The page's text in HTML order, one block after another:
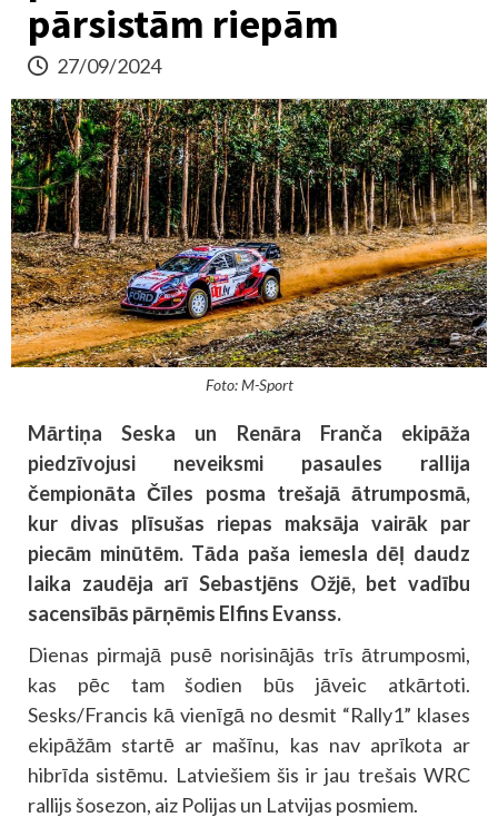
pārsistām riepām
27/09/2024
Foto: M-Sport
Mārtiņa Seska un Renāra Franča ekipāža
piedzīvojusi neveiksmi pasaules rallija
čempionāta Čīles posma trešajā ātrumposmā,
kur divas plīsušas riepas maksāja vairāk par
piecām minūtēm. Tāda paša iemesla dēļ daudz
laika zaudēja arī Sebastjēns Ožjē, bet vadību
sacensībās pārņēmis Elfins Evanss.
Dienas pirmajā pusē norisinājās trīs ātrumposmi,
kas pēc tam šodien būs jāveic atkārtoti.
Sesks/Francis kā vienīgā no desmit “Rally1” klases
ekipāžām startē ar mašīnu, kas nav aprīkota ar
hibrīda sistēmu. Latviešiem šis ir jau trešais WRC
rallijs šosezon, aiz Polijas un Latvijas posmiem.